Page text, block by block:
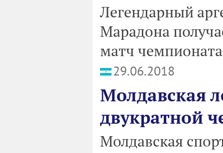
Легендарный
Марадона
матч
29.06.2018
Молдавская
двукратной
Молдавская